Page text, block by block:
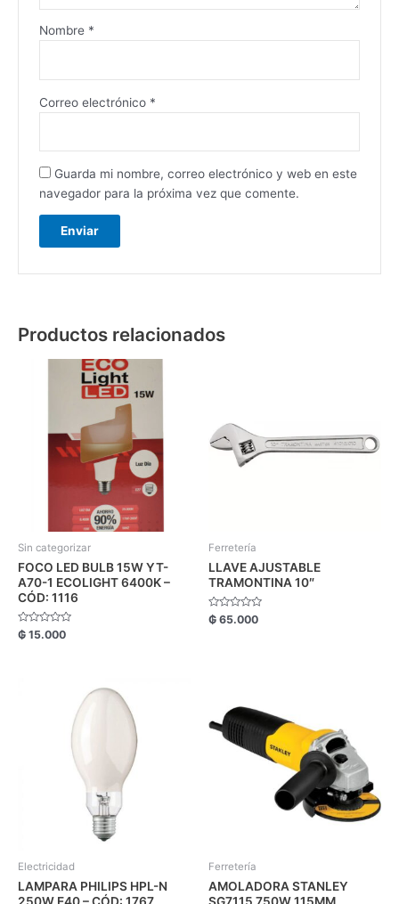
Nombre *
Correo electrónico *
Guarda mi nombre, correo electrónico y web en este
navegador para la próxima vez que comente.
Productos relacionados
Sin categorizar
FOCO LED BULB 15W YT-
A70-1 ECOLIGHT 6400K –
CÓD: 1116
Valorado
con
₲ 15.000
Ferretería
LLAVE AJUSTABLE
TRAMONTINA 10″
Valorado
con
₲ 65.000
Electricidad
LAMPARA PHILIPS HPL-N
250W E40 – CÓD: 1767
Ferretería
AMOLADORA STANLEY
SG7115 750W 115MM